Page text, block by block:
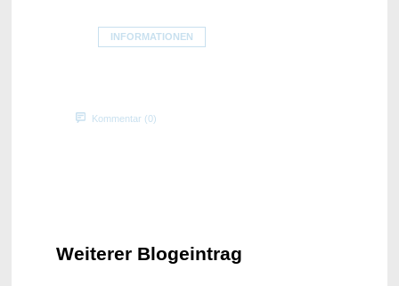
INFORMATIONEN
Kommentar (0)
Weiterer Blogeintrag